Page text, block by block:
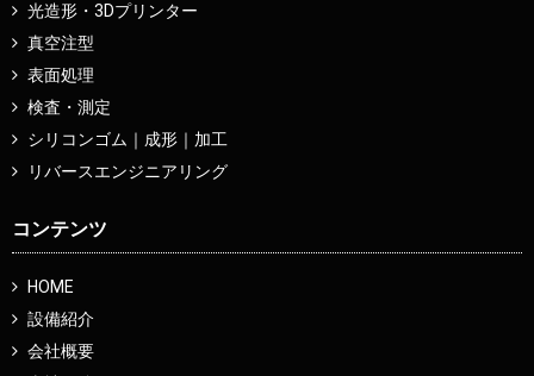
光造形・3Dプリンター
真空注型
表面処理
検査・測定
シリコンゴム｜成形｜加工
リバースエンジニアリング
コンテンツ
HOME
設備紹介
会社概要